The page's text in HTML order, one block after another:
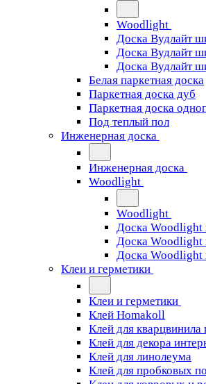
Woodlight
Доска Вудлайт
Доска Вудлайт
Доска Вудлайт
Белая паркетная доска
Паркетная доска дуб
Паркетная доска
Под теплый пол
Инженерная доска
Инженерная доска
Woodlight
Woodlight
Доска
Доска
Доска
Клеи и герметики
Клеи и герметики
Клей Homakoll
Клей для
Клей для декора
Клей для линолеума
Клей для пробковых